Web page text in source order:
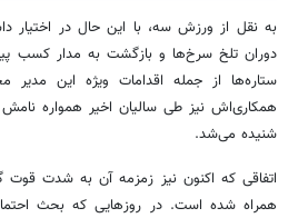
به نقل از ورزش سه، با این حال در اختیار
دوران تلخ سرخ‌ها و بازگشت به مدار کسب
ستاره‌ها از جمله اقدامات ویژه این
همکاری‌اش نیز طی سالیان اخیر همواره
شنیده می‌شد.
اتفاقی که اکنون نیز زمزمه آن به شدت قوت
همراه شده است. در روزهایی که بحث